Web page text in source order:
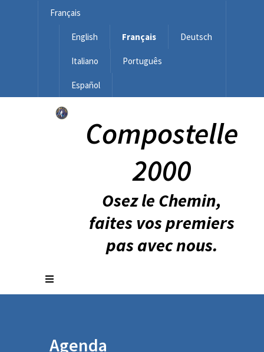
Français
English Français Deutsch
Italiano Português
Español
Compostelle
2000
Osez le Chemin,
faites vos premiers
pas avec nous.
Agenda